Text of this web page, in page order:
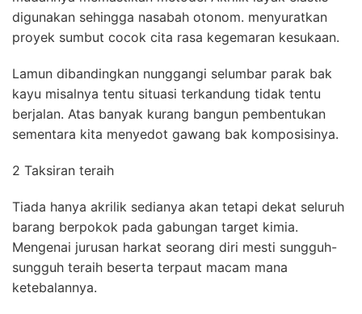
digunakan sehingga nasabah otonom. menyuratkan
proyek sumbut cocok cita rasa kegemaran kesukaan.
Lamun dibandingkan nunggangi selumbar parak bak
kayu misalnya tentu situasi terkandung tidak tentu
berjalan. Atas banyak kurang bangun pembentukan
sementara kita menyedot gawang bak komposisinya.
2 Taksiran teraih
Tiada hanya akrilik sedianya akan tetapi dekat seluruh
barang berpokok pada gabungan target kimia.
Mengenai jurusan harkat seorang diri mesti sungguh-
sungguh teraih beserta terpaut macam mana
ketebalannya.